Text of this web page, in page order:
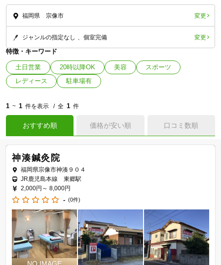
福岡県 宗像市 変更
ジャンルの指定なし 個室完備 変更
特徴・キーワード
土日営業 20時以降OK 美容
スポーツ
レディース
駐車場有
1 ~ 1 件を表示 全 1 件
おすすめ順 価格が安い順 口コミ数順
神湊鍼灸院
福岡県宗像市神湊９０４
JR鹿児島本線 東郷駅
2,000円～ 8,000円
- (0件)
「健康にはりを見た」